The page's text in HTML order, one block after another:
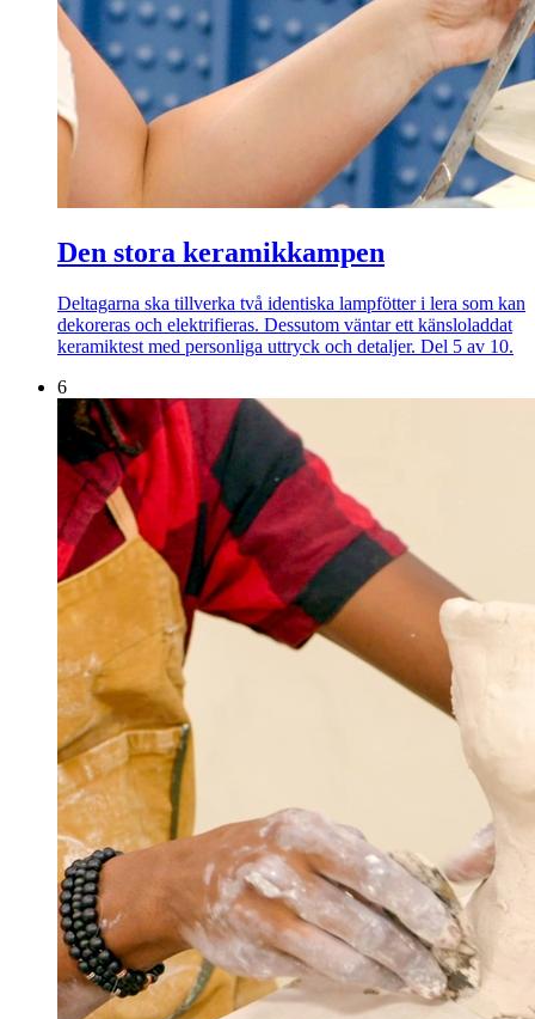
Den stora keramikkampen
Deltagarna ska tillverka två identiska lampfötter i lera som kan
dekoreras och elektrifieras. Dessutom väntar ett känsloladdat
keramiktest med personliga uttryck och detaljer. Del 5 av 10.
6